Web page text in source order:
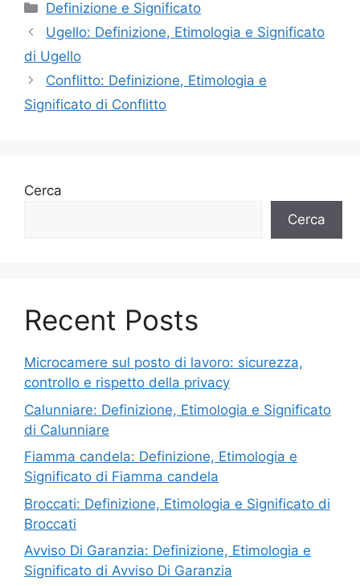
Categorie
Definizione e Significato
Ugello: Definizione, Etimologia e Significato
di Ugello
Conflitto: Definizione, Etimologia e
Significato di Conflitto
Cerca
Cerca
Recent Posts
Microcamere sul posto di lavoro: sicurezza,
controllo e rispetto della privacy
Calunniare: Definizione, Etimologia e Significato
di Calunniare
Fiamma candela: Definizione, Etimologia e
Significato di Fiamma candela
Broccati: Definizione, Etimologia e Significato di
Broccati
Avviso Di Garanzia: Definizione, Etimologia e
Significato di Avviso Di Garanzia